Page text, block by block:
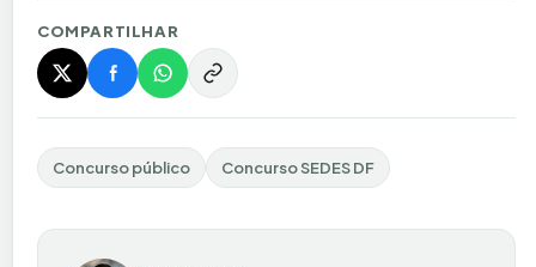
COMPARTILHAR
Concurso público Concurso SEDES DF